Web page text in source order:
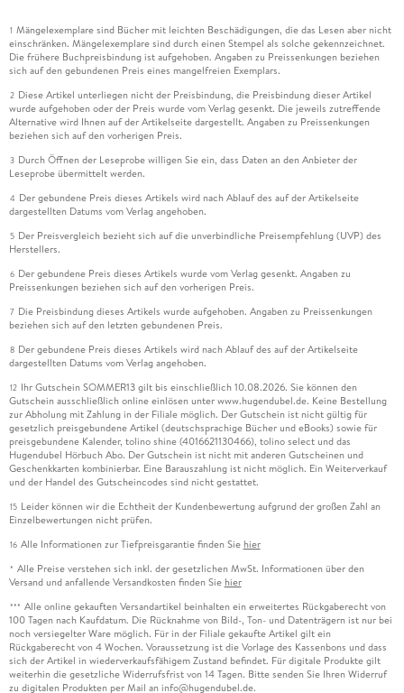
1 Mängelexemplare sind Bücher mit leichten Beschädigungen, die das Lesen aber nicht
einschränken. Mängelexemplare sind durch einen Stempel als solche gekennzeichnet.
Die frühere Buchpreisbindung ist aufgehoben. Angaben zu Preissenkungen beziehen
sich auf den gebundenen Preis eines mangelfreien Exemplars.
2 Diese Artikel unterliegen nicht der Preisbindung, die Preisbindung dieser Artikel
wurde aufgehoben oder der Preis wurde vom Verlag gesenkt. Die jeweils zutreffende
Alternative wird Ihnen auf der Artikelseite dargestellt. Angaben zu Preissenkungen
beziehen sich auf den vorherigen Preis.
3 Durch Öffnen der Leseprobe willigen Sie ein, dass Daten an den Anbieter der
Leseprobe übermittelt werden.
4 Der gebundene Preis dieses Artikels wird nach Ablauf des auf der Artikelseite
dargestellten Datums vom Verlag angehoben.
5 Der Preisvergleich bezieht sich auf die unverbindliche Preisempfehlung (UVP) des
Herstellers.
6 Der gebundene Preis dieses Artikels wurde vom Verlag gesenkt. Angaben zu
Preissenkungen beziehen sich auf den vorherigen Preis.
7 Die Preisbindung dieses Artikels wurde aufgehoben. Angaben zu Preissenkungen
beziehen sich auf den letzten gebundenen Preis.
8 Der gebundene Preis dieses Artikels wird nach Ablauf des auf der Artikelseite
dargestellten Datums vom Verlag angehoben.
12 Ihr Gutschein SOMMER13 gilt bis einschließlich 10.08.2026. Sie können den
Gutschein ausschließlich online einlösen unter www.hugendubel.de. Keine Bestellung
zur Abholung mit Zahlung in der Filiale möglich. Der Gutschein ist nicht gültig für
gesetzlich preisgebundene Artikel (deutschsprachige Bücher und eBooks) sowie für
preisgebundene Kalender, tolino shine (4016621130466), tolino select und das
Hugendubel Hörbuch Abo. Der Gutschein ist nicht mit anderen Gutscheinen und
Geschenkkarten kombinierbar. Eine Barauszahlung ist nicht möglich. Ein Weiterverkauf
und der Handel des Gutscheincodes sind nicht gestattet.
15 Leider können wir die Echtheit der Kundenbewertung aufgrund der großen Zahl an
Einzelbewertungen nicht prüfen.
16 Alle Informationen zur Tiefpreisgarantie finden Sie hier
* Alle Preise verstehen sich inkl. der gesetzlichen MwSt. Informationen über den
Versand und anfallende Versandkosten finden Sie hier
*** Alle online gekauften Versandartikel beinhalten ein erweitertes Rückgaberecht von
100 Tagen nach Kaufdatum. Die Rücknahme von Bild-, Ton- und Datenträgern ist nur bei
noch versiegelter Ware möglich. Für in der Filiale gekaufte Artikel gilt ein
Rückgaberecht von 4 Wochen. Voraussetzung ist die Vorlage des Kassenbons und dass
sich der Artikel in wiederverkaufsfähigem Zustand befindet. Für digitale Produkte gilt
weiterhin die gesetzliche Widerrufsfrist von 14 Tagen. Bitte senden Sie Ihren Widerruf
zu digitalen Produkten per Mail an info@hugendubel.de.